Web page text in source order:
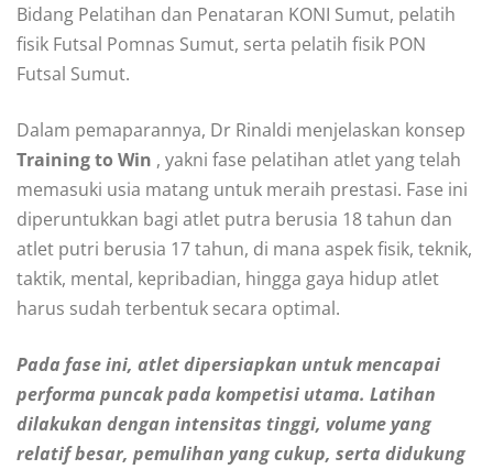
Bidang Pelatihan dan Penataran KONI Sumut, pelatih
fisik Futsal Pomnas Sumut, serta pelatih fisik PON
Futsal Sumut.
Dalam pemaparannya, Dr Rinaldi menjelaskan konsep
Training to Win , yakni fase pelatihan atlet yang telah
memasuki usia matang untuk meraih prestasi. Fase ini
diperuntukkan bagi atlet putra berusia 18 tahun dan
atlet putri berusia 17 tahun, di mana aspek fisik, teknik,
taktik, mental, kepribadian, hingga gaya hidup atlet
harus sudah terbentuk secara optimal.
Pada fase ini, atlet dipersiapkan untuk mencapai
performa puncak pada kompetisi utama. Latihan
dilakukan dengan intensitas tinggi, volume yang
relatif besar, pemulihan yang cukup, serta didukung